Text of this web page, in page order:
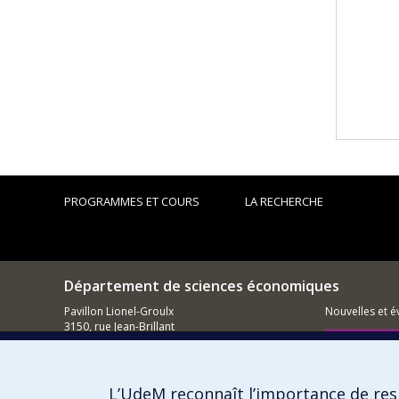
PROGRAMMES ET COURS LA RECHERCHE
Département de sciences économiques
Pavillon Lionel-Groulx
3150, rue Jean-Brillant
Montréal (QC)
Nouvelles et
Comment
L’UdeM reconnaît l’importance de